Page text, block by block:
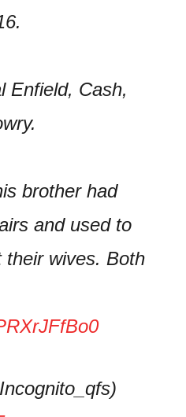
Enfield, Cash,
brother had
and used to
their wives. Both